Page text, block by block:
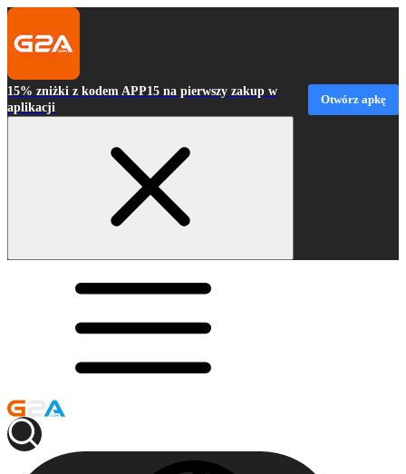
15% zniżki z kodem APP15 na pierwszy zakup w
aplikacji
Otwórz apkę